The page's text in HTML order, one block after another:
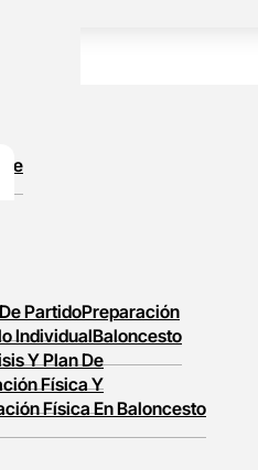
En
PartidoPreparación
IndividualBaloncesto
Y Plan De
Física Y
Física En Baloncesto